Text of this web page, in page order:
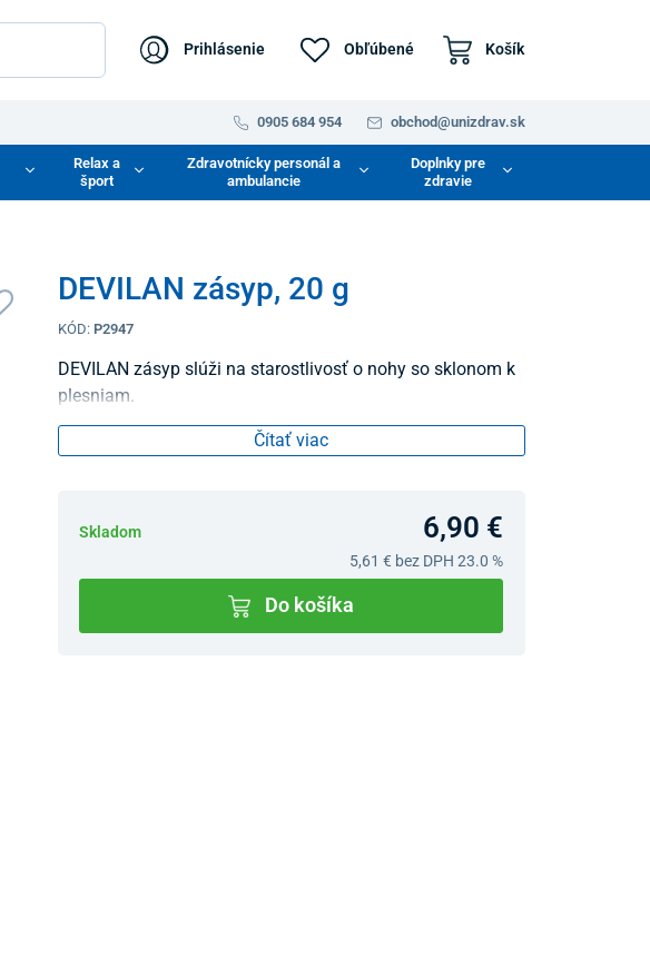
Prihlásenie Obľúbené Košík
0905 684 954 obchod@unizdrav.sk
Relax a
šport
Zdravotnícky personál a
ambulancie
Doplnky pre
zdravie
DEVILAN zásyp, 20 g
KÓD: P2947
DEVILAN zásyp slúži na starostlivosť o nohy so sklonom k
plesniam.
Čítať viac
Skladom 6,90 €
5,61 € bez DPH 23.0 %
Do košíka